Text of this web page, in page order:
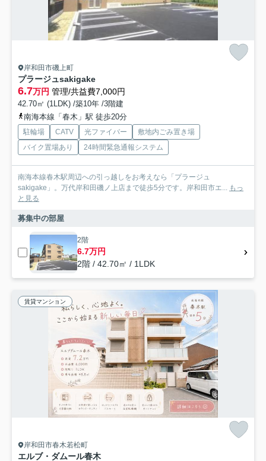
岸和田市磯上町
プラージュsakigake
6.7万円 管理/共益費7,000円
42.70㎡ (1LDK) /築10年 /3階建
南海本線「春木」駅 徒歩20分
駐輪場 CATV 光ファイバー
敷地内ごみ置き場
バイク置場あり
24時間緊急通報システム
南海本線春木駅周辺への引っ越しをお考えなら「プラージュ
sakigake」。万代岸和田磯ノ上店まで徒歩5分です。岸和田市エ... もっ
と見る
募集中の部屋
2階
6.7万円
2階 / 42.70㎡ / 1LDK
賃貸マンション
岸和田市春木若松町
エルブ・ダムール春木